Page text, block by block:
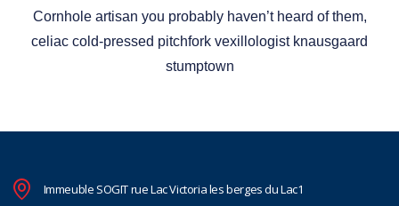
Cornhole artisan you probably haven’t heard of them,
celiac cold-pressed pitchfork vexillologist knausgaard
stumptown
Immeuble SOGIT rue Lac Victoria les berges du Lac1